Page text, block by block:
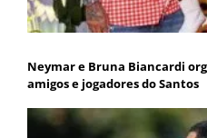
Neymar e Bruna Biancardi
amigos e jogadores do Santos